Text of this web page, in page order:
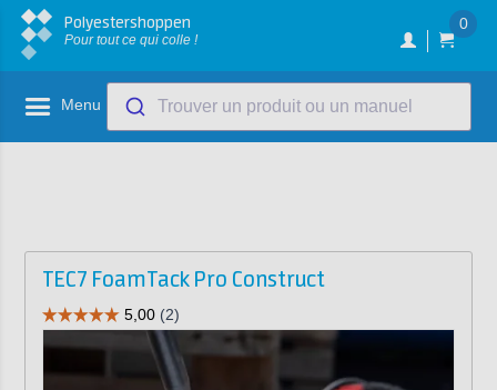
Polyestershoppen
Pour tout ce qui colle !
0
Menu Trouver un produit ou un manuel
TEC7 FoamTack Pro Construct